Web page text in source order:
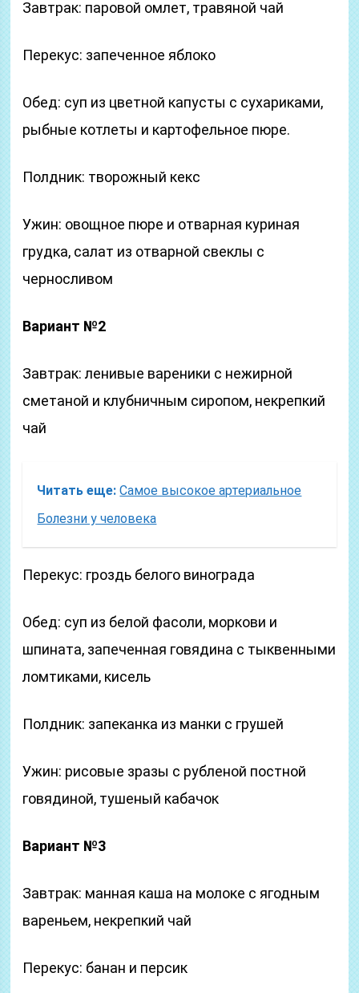
Завтрак: паровой омлет, травяной чай
Перекус: запеченное яблоко
Обед: суп из цветной капусты с сухариками,
рыбные котлеты и картофельное пюре.
Полдник: творожный кекс
Ужин: овощное пюре и отварная куриная
грудка, салат из отварной свеклы с
черносливом
Вариант №2
Завтрак: ленивые вареники с нежирной
сметаной и клубничным сиропом, некрепкий
чай
Читать еще: Самое высокое артериальное
Болезни у человека
Перекус: гроздь белого винограда
Обед: суп из белой фасоли, моркови и
шпината, запеченная говядина с тыквенными
ломтиками, кисель
Полдник: запеканка из манки с грушей
Ужин: рисовые зразы с рубленой постной
говядиной, тушеный кабачок
Вариант №3
Завтрак: манная каша на молоке с ягодным
вареньем, некрепкий чай
Перекус: банан и персик